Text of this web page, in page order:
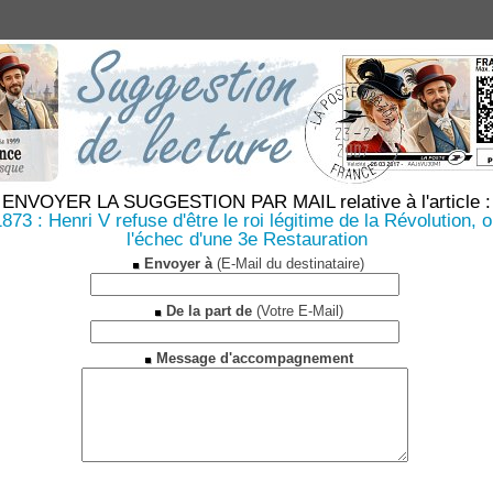
ENVOYER LA SUGGESTION PAR MAIL relative à l'article :
: Henri V refuse d'être le roi légitime de la Révolution,
l'échec d'une 3e Restauration
Envoyer à(E-Mail du destinataire)
De la part de(Votre E-Mail)
Message d'accompagnement